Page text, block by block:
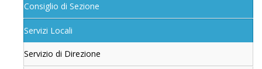
Consiglio di Sezione
Servizi Locali
Servizio di Direzione